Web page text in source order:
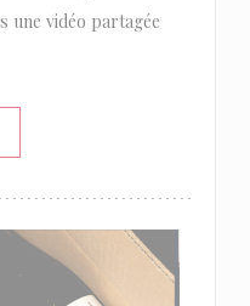
une vidéo partagée
UNE NOUVELLE